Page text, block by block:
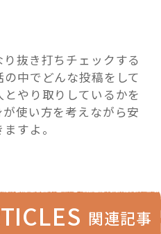
抜き打ちチェックする
中でどんな投稿をして
やり取りしているかを
使い方を考えながら安
すよ。
関連記事